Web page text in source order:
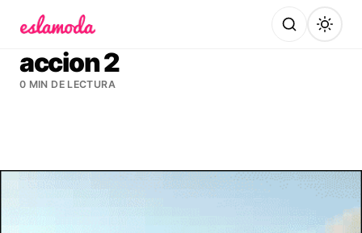
accion 2
0 MIN DE LECTURA